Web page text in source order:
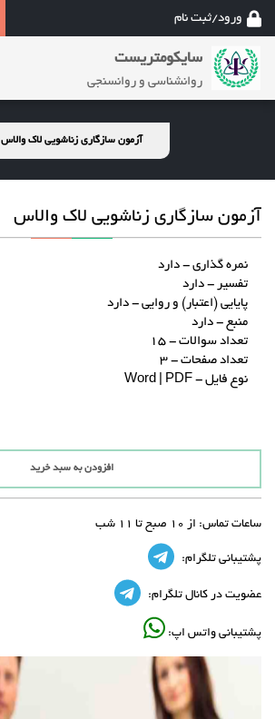
ورود/ثبت نام
سایکومتریست
روانشناسی و روانسنجی
آزمون سازگاری زناشویی لاک والاس
آزمون سازگاری زناشویی لاک والاس
نمره گذاری - دارد
تفسیر - دارد
پایایی (اعتبار) و روایی - دارد
منبع - دارد
تعداد سوالات - 15
تعداد صفحات - 3
نوع فایل - Word | PDF
افزودن به سبد خرید
ساعات تماس: از 10 صبح تا 11 شب
پشتیبانی تلگرام:
عضویت در کانال تلگرام:
پشتیبانی واتس اپ: